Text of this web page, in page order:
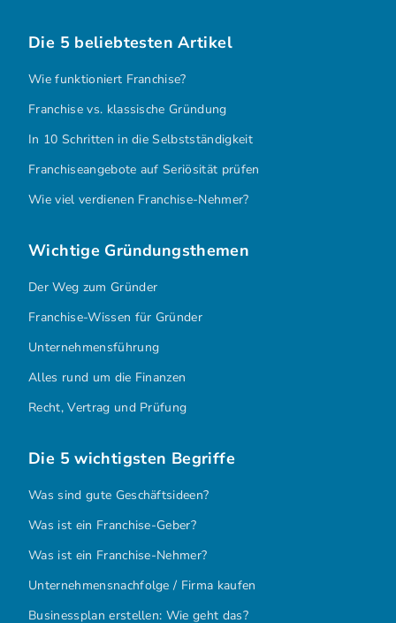
Die 5 beliebtesten Artikel
Wie funktioniert Franchise?
Franchise vs. klassische Gründung
In 10 Schritten in die Selbstständigkeit
Franchiseangebote auf Seriösität prüfen
Wie viel verdienen Franchise-Nehmer?
Wichtige Gründungsthemen
Der Weg zum Gründer
Franchise-Wissen für Gründer
Unternehmensführung
Alles rund um die Finanzen
Recht, Vertrag und Prüfung
Die 5 wichtigsten Begriffe
Was sind gute Geschäftsideen?
Was ist ein Franchise-Geber?
Was ist ein Franchise-Nehmer?
Unternehmensnachfolge / Firma kaufen
Businessplan erstellen: Wie geht das?